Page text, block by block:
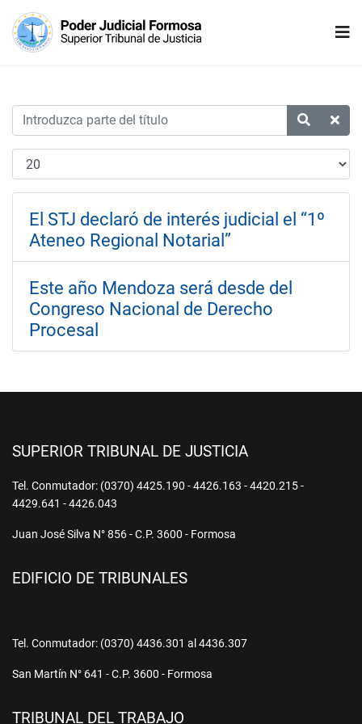
El STJ declaró de interés judicial el “1º
Ateneo Regional Notarial”
Este año Mendoza será desde del
Congreso Nacional de Derecho
Procesal
SUPERIOR TRIBUNAL DE JUSTICIA
Tel. Conmutador: (0370) 4425.190 - 4426.163 - 4420.215 -
4429.641 - 4426.043
Juan José Silva N° 856 - C.P. 3600 - Formosa
EDIFICIO DE TRIBUNALES
Tel. Conmutador: (0370) 4436.301 al 4436.307
San Martín N° 641 - C.P. 3600 - Formosa
TRIBUNAL DEL TRABAJO